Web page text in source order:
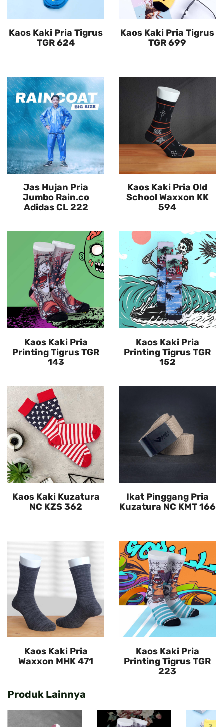
Kaos Kaki Pria Tigrus
TGR 624
Kaos Kaki Pria Tigrus
TGR 699
Jas Hujan Pria
Jumbo Rain.co
Adidas CL 222
Kaos Kaki Pria Old
School Waxxon KK
594
Kaos Kaki Pria
Printing Tigrus TGR
143
Kaos Kaki Pria
Printing Tigrus TGR
152
Kaos Kaki Kuzatura
NC KZS 362
Ikat Pinggang Pria
Kuzatura NC KMT 166
Kaos Kaki Pria
Waxxon MHK 471
Kaos Kaki Pria
Printing Tigrus TGR
223
Produk Lainnya